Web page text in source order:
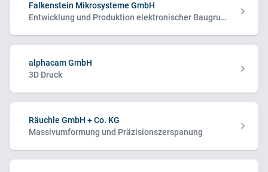
Falkenstein Mikrosysteme GmbH
Entwicklung und Produktion elektronischer Baugruppen
alphacam GmbH
3D Druck
Räuchle GmbH + Co. KG
Massivumformung und Präzisionszerspanung